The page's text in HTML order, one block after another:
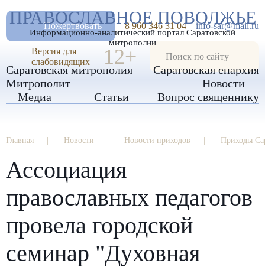
РАЗМЕР ШРИФТА А А А
ИЗОБРАЖЕНИЯ
ПРАВОСЛАВНОЕ ПОВОЛЖЬЕ
Информационно-аналитический портал Саратовской
митрополии
Пожертвовать 8 960 346 31 04 info-sar@mail.ru
Версия для
слабовидящих
12+
Саратовская митрополия
Саратовская епархия
Митрополит
Новости
Медиа
Статьи Вопрос священнику
Главная Новости Новости приходов Приходы
Ассоциация
православных педагогов
провела городской
семинар "Духовная